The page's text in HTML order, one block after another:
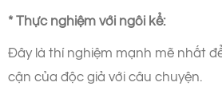
* Thực nghiệm với ngôi kể:
Đây là thí nghiệm mạnh mẽ nhất
cận của độc giả với câu chuyện.